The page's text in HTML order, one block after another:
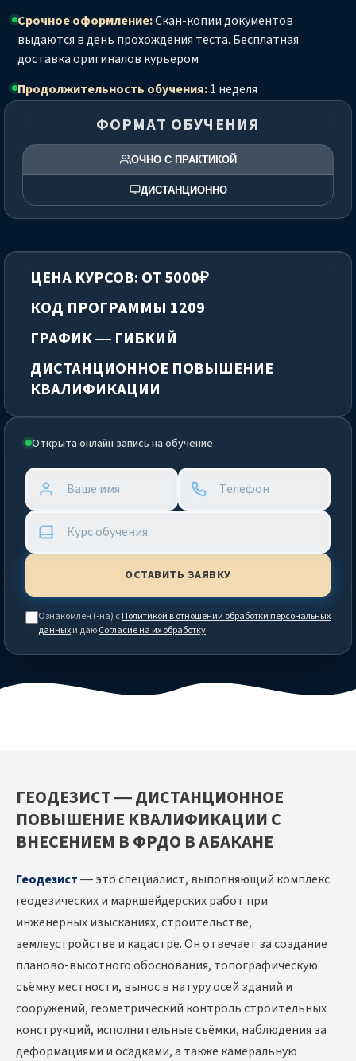
Срочное оформление:Скан-копии документов
выдаются в день прохождения теста. Бесплатная
доставка оригиналов курьером
Продолжительность обучения:1 неделя
Открыта онлайн запись на обучение
Ознакомлен (-на) сПолитикой в отношении обработки персональных
данныхи даюСогласие на их обработку
ФОРМАТ ОБУЧЕНИЯ
ОЧНО С ПРАКТИКОЙ
ДИСТАНЦИОННО
ЦЕНА КУРСОВ: ОТ 5000₽
КОД ПРОГРАММЫ 1209
ГРАФИК — ГИБКИЙ
ДИСТАНЦИОННОЕ ПОВЫШЕНИЕ
КВАЛИФИКАЦИИ
ГЕОДЕЗИСТ — ДИСТАНЦИОННОЕ
ПОВЫШЕНИЕ КВАЛИФИКАЦИИ С
ВНЕСЕНИЕМ В ФРДО В АБАКАНЕ
Геодезист— это специалист, выполняющий комплекс
геодезических и маркшейдерских работ при
инженерных изысканиях, строительстве,
землеустройстве и кадастре. Он отвечает за создание
планово-высотного обоснования, топографическую
съёмку местности, вынос в натуру осей зданий и
сооружений, геометрический контроль строительных
конструкций, исполнительные съёмки, наблюдения за
деформациями и осадками, а также камеральную